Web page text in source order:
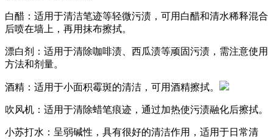
白醋：适用于清洁笔迹等轻微污渍，可用白醋和清水稀释混合
后喷在墙上，再用抹布擦拭。
漂白剂：适用于清除咖啡渍、西瓜渍等顽固污渍，需注意使用
方法和剂量。
酒精：适用于小面积霉斑的清洁，可用酒精擦拭。
吹风机：适用于清除蜡笔痕迹，通过加热使污渍融化后擦拭。
小苏打水：呈弱碱性，具有很好的清洁作用，适用于日常清